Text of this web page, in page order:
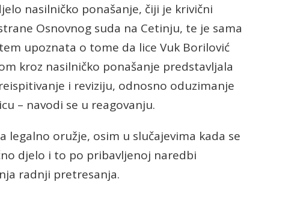
nasilničko ponašanje, čiji je krivični
Osnovnog suda na Cetinju, te je sama
upoznata o tome da lice Vuk Borilović
kroz nasilničko ponašanje predstavljala
i reviziju, odnosno oduzimanje
– navodi se u reagovanju.
legalno oružje, osim u slučajevima kada se
djelo i to po pribavljenoj naredbi
radnji pretresanja.